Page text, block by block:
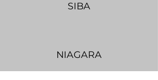
SIBA
NIAGARA